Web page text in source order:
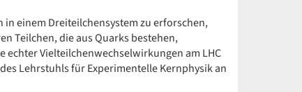
in einem Dreiteilchensystem zu erforschen,
Teilchen, die aus Quarks bestehen,
echter Vielteilchenwechselwirkungen am LHC
Lehrstuhls für Experimentelle Kernphysik an